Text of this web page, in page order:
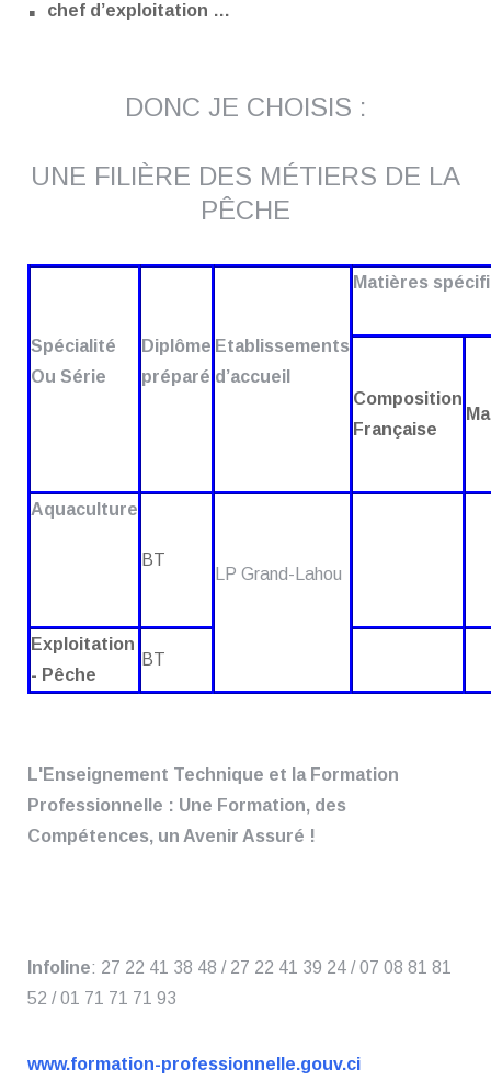
chef d’exploitation …
DONC JE CHOISIS :
UNE FILIÈRE DES MÉTIERS DE LA
PÊCHE
Spécialité
Ou Série
Diplôme
préparé
Etablissements
d’accueil
Matières
Composition
Française
Aquaculture
BT
LP Grand-Lahou
Exploitation
- Pêche
BT
L'Enseignement Technique et la Formation
Professionnelle : Une Formation, des
Compétences, un Avenir Assuré !
Infoline: 27 22 41 38 48 / 27 22 41 39 24 / 07 08 81 81
52 / 01 71 71 71 93
www.formation-professionnelle.gouv.ci